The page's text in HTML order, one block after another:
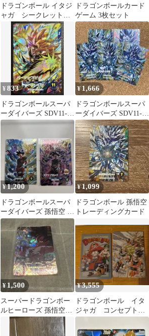
ドラゴンボール イタジ
ャガ シークレット
3-17 sec 孫悟空 フリー
ドラゴンボールカード
ゲーム 3枚セット
¥833
ドラゴンボールスーパ
ーダイバーズ SDV11-
068 バーダック：ゼノ
¥ 1,666
ドラゴンボールスーパ
ーダイバーズ SDV11-
KPURフルコンプリー
トセット
¥1,200
ドラゴンボールスーパ
ーダイバーズ 孫悟空 ゴ
クウブラック 2枚セッ
ト
¥1,099
ドラゴンボール 孫悟空
トレーディングカード
¥ 1,500
スーパードラゴンボー
ルヒーローズ 孫悟空：
界王拳
¥3,555
ドラゴンボール イタ
ジャガ コンセプトレ
ア CR 5-29 5‐27 まと
め売り